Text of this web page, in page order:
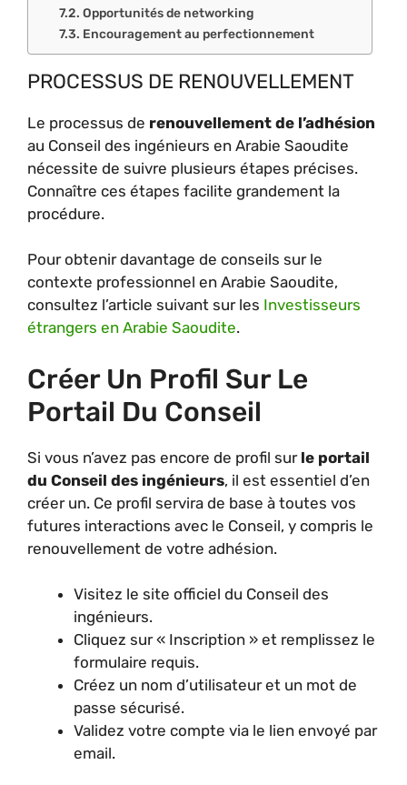
Opportunités de networking
Encouragement au perfectionnement
PROCESSUS DE RENOUVELLEMENT
Le processus de renouvellement de l’adhésion
au Conseil des ingénieurs en Arabie Saoudite
nécessite de suivre plusieurs étapes précises.
Connaître ces étapes facilite grandement la
procédure.
Pour obtenir davantage de conseils sur le
contexte professionnel en Arabie Saoudite,
consultez l’article suivant sur les Investisseurs
étrangers en Arabie Saoudite.
Créer Un Profil Sur Le
Portail Du Conseil
Si vous n’avez pas encore de profil sur le portail
du Conseil des ingénieurs, il est essentiel d’en
créer un. Ce profil servira de base à toutes vos
futures interactions avec le Conseil, y compris le
renouvellement de votre adhésion.
Visitez le site officiel du Conseil des
ingénieurs.
Cliquez sur « Inscription » et remplissez le
formulaire requis.
Créez un nom d’utilisateur et un mot de
passe sécurisé.
Validez votre compte via le lien envoyé par
email.